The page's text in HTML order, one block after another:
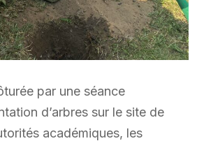
par une séance
d’arbres sur le site de
académiques, les